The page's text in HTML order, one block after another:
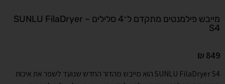
מייבש פילמנטים מתקדם ל־4 סלילים – SUNLU FilaDryer
S4
₪ 849
SUNLU FilaDryer S4 הוא מייבש מהדור החדש שנועד לשפר את איכות